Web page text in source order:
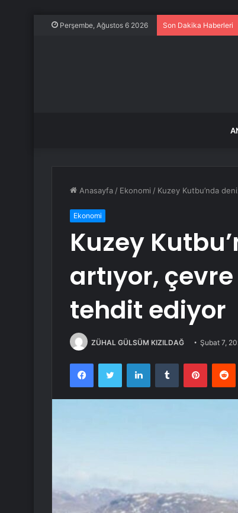
Perşembe, Ağustos 6 2026 Son Dakika Haberleri
Anasayfa / Ekonomi / Kuzey Kutbu’nda
Ekonomi
Kuzey
artıyor,
tehdit ediyor
ZÜHAL GÜLSÜM KIZILDAĞ Şubat 7,
FacebookTwitter LinkedInTumblr Pinterest